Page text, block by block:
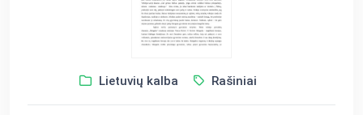
Lietuvių kalba Rašiniai